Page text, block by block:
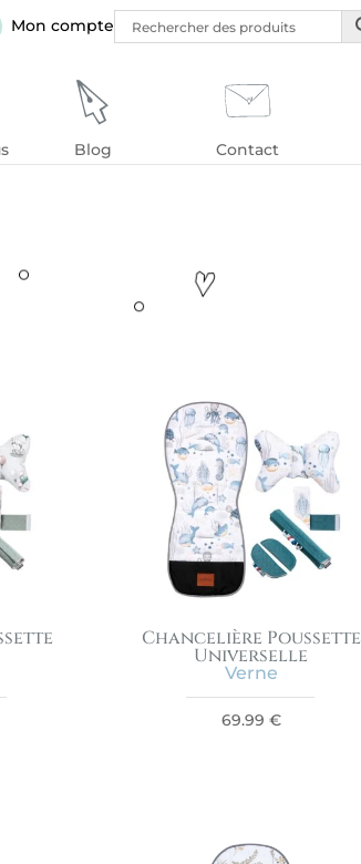
Mon compte
Blog Contact
Chancelière Poussette
Universelle
Verne
69.99 €